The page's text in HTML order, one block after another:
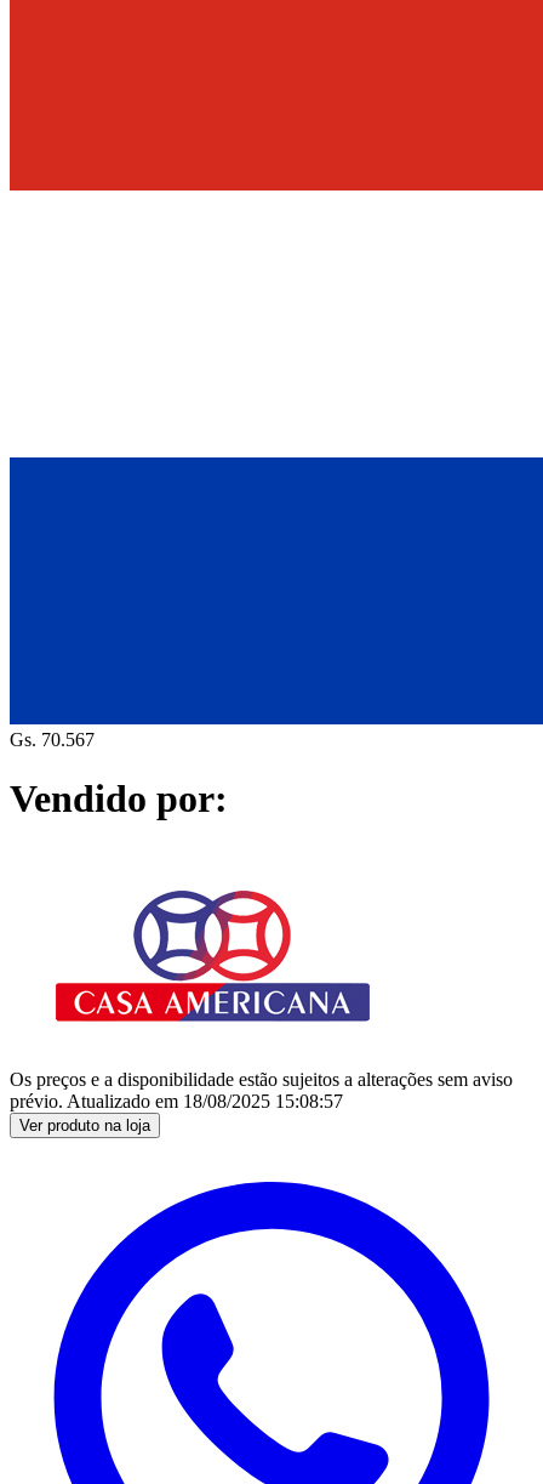
Gs. 70.567
Vendido por:
Os preços e a disponibilidade estão sujeitos a alterações sem aviso
prévio. Atualizado em 18/08/2025 15:08:57
Ver produto na loja